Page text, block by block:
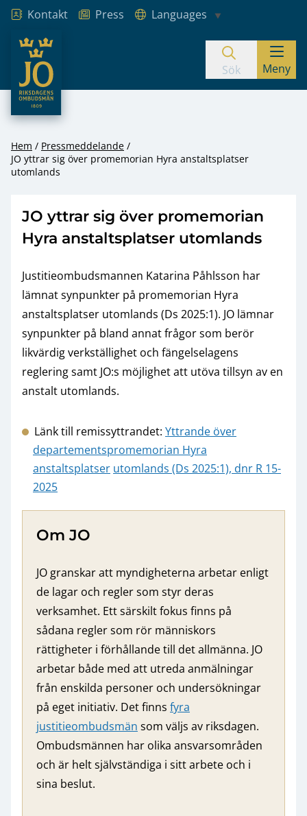
Hoppa till innehåll
Kontakt Press
Languages
JO – Riksdagens Ombudsmän
Sök Meny
Hem
Pressmeddelande
JO yttrar sig över promemorian Hyra anstaltsplatser
utomlands
JO yttrar sig över promemorian
Hyra anstaltsplatser utomlands
Justitieombudsmannen Katarina Påhlsson har
lämnat synpunkter på promemorian Hyra
anstaltsplatser utomlands (Ds 2025:1). JO lämnar
synpunkter på bland annat frågor som berör
likvärdig verkställighet och fängelselagens
reglering samt JO:s möjlighet att utöva tillsyn av en
anstalt utomlands.
Länk till remissyttrandet: Yttrande över
departementspromemorian Hyra
anstaltsplatser utomlands (Ds 2025:1), dnr R 15-
2025
Om JO
JO granskar att myndigheterna arbetar enligt
de lagar och regler som styr deras
verksamhet. Ett särskilt fokus finns på
sådana regler som rör människors
rättigheter i förhållande till det allmänna. JO
arbetar både med att utreda anmälningar
från enskilda personer och undersökningar
på eget initiativ. Det finns fyra
justitieombudsmän som väljs av riksdagen.
Ombudsmännen har olika ansvarsområden
och är helt självständiga i sitt arbete och i
sina beslut.